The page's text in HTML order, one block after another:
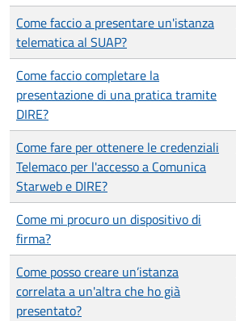
Come faccio a presentare un'istanza
telematica al SUAP?
Come faccio completare la
presentazione di una pratica tramite
DIRE?
Come fare per ottenere le credenziali
Telemaco per l'accesso a Comunica
Starweb e DIRE?
Come mi procuro un dispositivo di
firma?
Come posso creare un’istanza
correlata a un'altra che ho già
presentato?